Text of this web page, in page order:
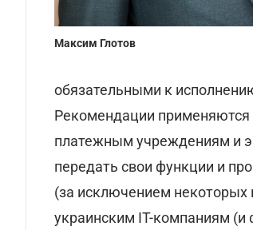
Максим Глотов
обязательными к
Рекомендации
платежным учреждениям и
передать свои функции и
(за исключением некоторых
украинским ІТ-компаниям